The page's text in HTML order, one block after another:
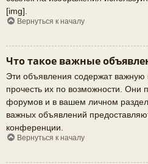
[img].
Вернуться к началу
Что такое важные
Эти объявления содержат
прочесть их по возможности. Они
форумов и в вашем личном
важных объявлений
конференции.
Вернуться к началу